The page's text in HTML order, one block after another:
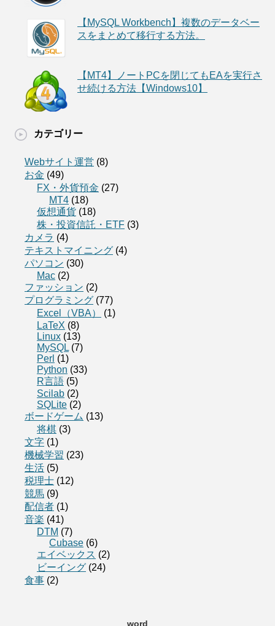
【MySQL Workbench】複数のデータベー
スをまとめて移行する方法。
【MT4】ノートPCを閉じてもEAを実行さ
せ続ける方法【Windows10】
カテゴリー
Webサイト運営 (8)
お金 (49)
FX・外貨預金 (27)
MT4 (18)
仮想通貨 (18)
株・投資信託・ETF (3)
カメラ (4)
テキストマイニング (4)
パソコン (30)
Mac (2)
ファッション (2)
プログラミング (77)
Excel（VBA）
(1)
LaTeX (8)
Linux (13)
MySQL (7)
Perl (1)
Python (33)
R言語 (5)
Scilab (2)
SQLite (2)
ボードゲーム (13)
将棋 (3)
文字 (1)
機械学習 (23)
生活 (5)
税理士 (12)
競馬 (9)
配信者 (1)
音楽 (41)
DTM (7)
Cubase (6)
エイベックス (2)
ビーイング (24)
食事 (2)
word